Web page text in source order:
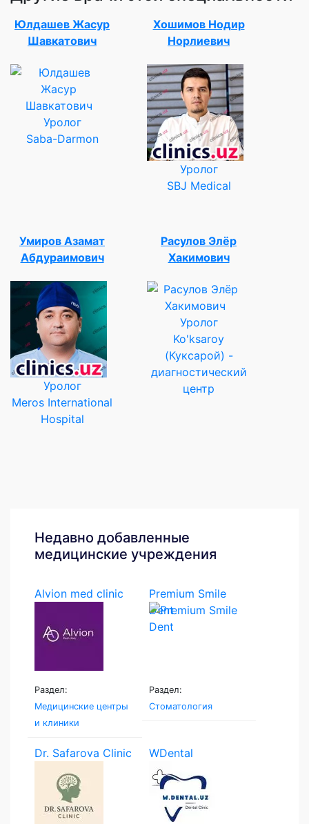
Юлдашев Жасур
Шавкатович
Уролог
Saba-Darmon
Хошимов Нодир
Норлиевич
Уролог
SBJ Medical
Умиров Азамат
Абдураимович
Уролог
Meros International
Hospital
Расулов Элёр
Хакимович
Уролог
Ko'ksaroy
(Куксарой) -
диагностический
центр
Недавно добавленные
медицинские учреждения
Alvion med clinic
Раздел:
Медицинские центры
и клиники
Premium Smile
Dent
Раздел:
Стоматология
Dr. Safarova Clinic WDental